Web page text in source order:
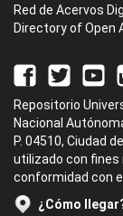
Red de Acervos
Directory of Open
Repositorio
Nacional
P. 04510, Ciudad
utilizado con fines
conformidad con el
¿Cómo